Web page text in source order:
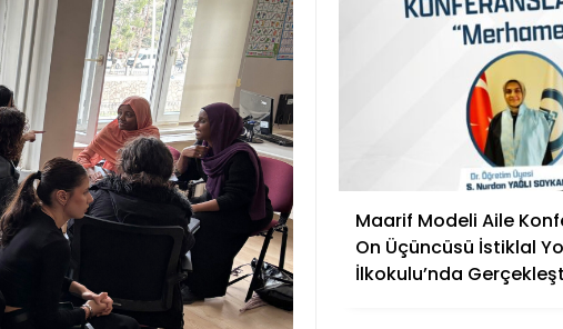
Maarif Modeli Aile
On Üçüncüsü İstiklal
İlkokulu’nda